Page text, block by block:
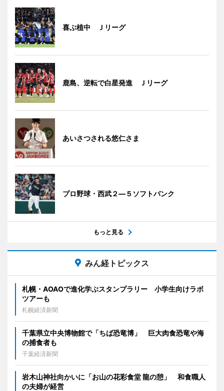
喜ぶ植中 Ｊリーグ
鹿島、逆転で白星発進 Ｊリーグ
あいさつされる悠仁さま
プロ野球・西武２―５ソフトバンク
もっと見る
みん経トピックス
札幌・AOAOで進化学ぶスタンプラリー 小学生向けラボ
ツアーも
札幌経済新聞
千葉県立中央博物館で「ちば恐竜博」 巨大肉食恐竜や海
の捕食者も
千葉経済新聞
岩木山神社向かいに「お山の花彩食堂 龍の憩」 和食職人
の夫婦が経営